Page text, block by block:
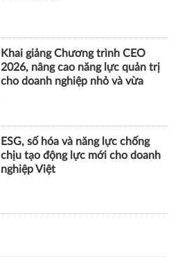
Khai giảng Chương trình CEO
2026, nâng cao năng lực quản trị
cho doanh nghiệp nhỏ và vừa
ESG, số hóa và năng lực chống
chịu tạo động lực mới cho doanh
nghiệp Việt